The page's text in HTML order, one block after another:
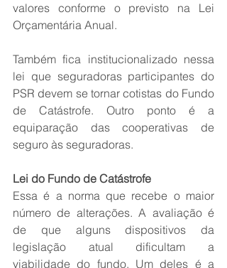
valores conforme o previsto na Lei
Orçamentária Anual.
Também fica institucionalizado nessa
lei que seguradoras participantes do
PSR devem se tornar cotistas do Fundo
de Catástrofe. Outro ponto é a
equiparação das cooperativas de
seguro às seguradoras.
Lei do Fundo de Catástrofe
Essa é a norma que recebe o maior
número de alterações. A avaliação é
de que alguns dispositivos da
legislação atual dificultam a
viabilidade do fundo. Um deles é a